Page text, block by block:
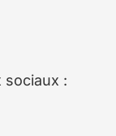
sociaux :